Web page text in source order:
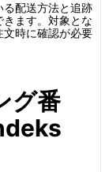
配送方法と追跡
ます。対象とな
文時に確認が必要
グ番